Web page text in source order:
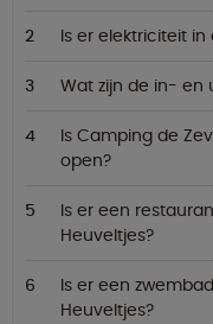
Is er elektriciteit in
Wat zijn de in- en
Is Camping de
open?
Is er een
Heuveltjes?
Is er een
Heuveltjes?